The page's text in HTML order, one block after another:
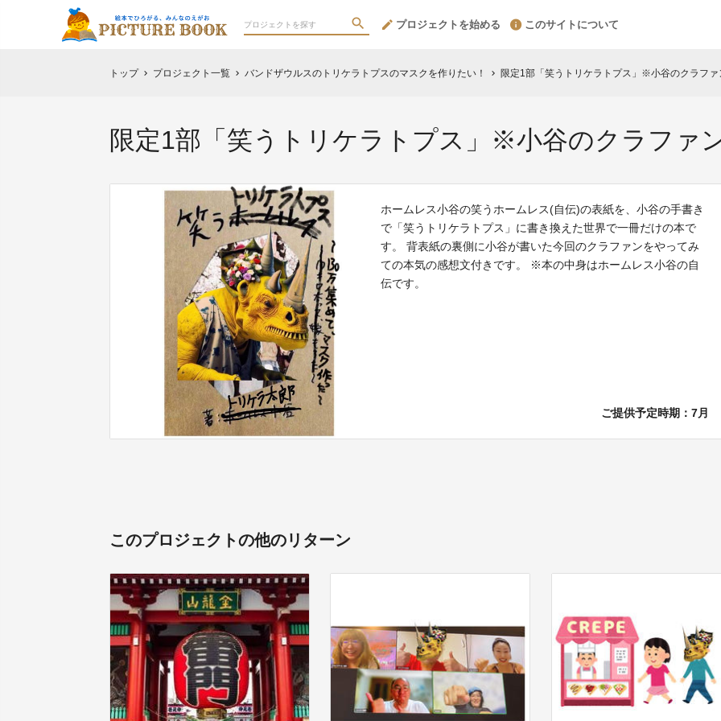
プロジェクトを始める このサイトについて
トップ chevron_right プロジェクト一覧 chevron_right バンドザウルスのトリケラトプスのマスクを作りたい！ chevron_right 限定1部「笑うトリケラトプス」※小谷のクラフ
限定1部「笑うトリケラトプス」※小谷のクラファ
ホームレス小谷の笑うホームレス(自伝)の表紙を、小谷の手書き
で「笑うトリケラトプス」に書き換えた世界で一冊だけの本で
す。 背表紙の裏側に小谷が書いた今回のクラファンをやってみ
ての本気の感想文付きです。 ※本の中身はホームレス小谷の自
伝です。
ご提供予定時期：7月
このプロジェクトの他のリターン